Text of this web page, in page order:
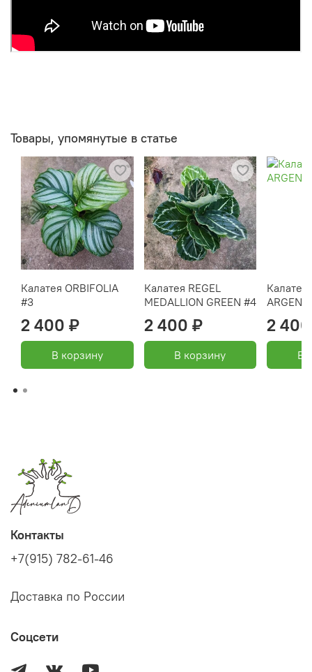
Товары, упомянутые в статье
Калатея ORBIFOLIA
#3
2 400 ₽
В корзину
Калатея REGEL
MEDALLION GREEN #4
2 400 ₽
В корзину
Калатея
2
В
Контакты
+7(915) 782-61-46
Доставка по России
Соцсети